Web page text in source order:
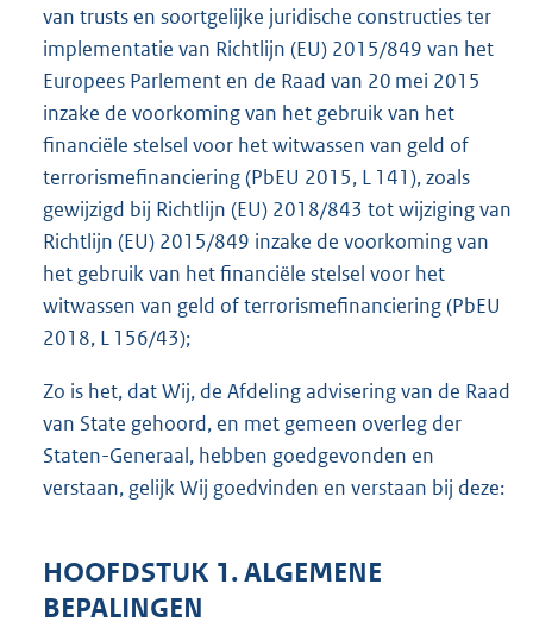
van trusts en soortgelijke juridische constructies ter
implementatie van Richtlijn (EU) 2015/849 van het
Europees Parlement en de Raad van 20 mei 2015
inzake de voorkoming van het gebruik van het
financiële stelsel voor het witwassen van geld of
terrorismefinanciering (PbEU 2015, L 141), zoals
gewijzigd bij Richtlijn (EU) 2018/843 tot wijziging van
Richtlijn (EU) 2015/849 inzake de voorkoming van
het gebruik van het financiële stelsel voor het
witwassen van geld of terrorismefinanciering (PbEU
2018, L 156/43);
Zo is het, dat Wij, de Afdeling advisering van de Raad
van State gehoord, en met gemeen overleg der
Staten-Generaal, hebben goedgevonden en
verstaan, gelijk Wij goedvinden en verstaan bij deze:
HOOFDSTUK 1. ALGEMENE
BEPALINGEN